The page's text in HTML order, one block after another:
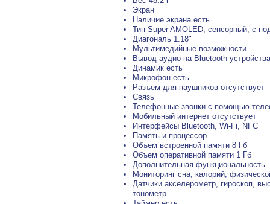
Экран
Наличие экрана есть
Тип Super AMOLED, сенсорный, с
Диагональ 1.18"
Мультимедийные возможности
Вывод аудио на Bluetooth-
Динамик есть
Микрофон есть
Разъем для наушников отсутствует
Связь
Телефонные звонки с помощью
Мобильный интернет отсутствует
Интерфейсы Bluetooth, Wi-Fi, NFC
Память и процессор
Объем встроенной памяти 8 Гб
Объем оперативной памяти 1 Гб
Дополнительная функциональность
Мониторинг сна, калорий,
Датчики акселерометр, гироскоп,
тонометр